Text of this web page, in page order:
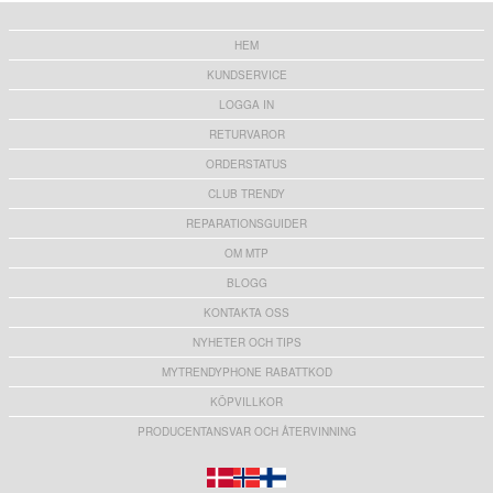
HEM
KUNDSERVICE
LOGGA IN
RETURVAROR
ORDERSTATUS
CLUB TRENDY
REPARATIONSGUIDER
OM MTP
BLOGG
KONTAKTA OSS
NYHETER OCH TIPS
MYTRENDYPHONE RABATTKOD
KÖPVILLKOR
PRODUCENTANSVAR OCH ÅTERVINNING